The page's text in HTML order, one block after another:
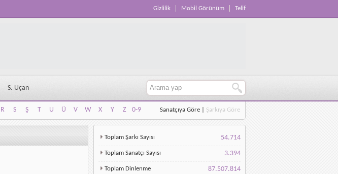
Gizlilik Mobil Görünüm Telif
S. Uçan
R S Ş T U Ü V W X Y Z
0-9
R S Ş T U Ü V W X Y Z 0-9
Sanatçıya Göre Şarkıya Göre
Toplam Şarkı Sayısı 54.714
Toplam Sanatçı Sayısı 3.394
Toplam Dinlenme 87.507.814